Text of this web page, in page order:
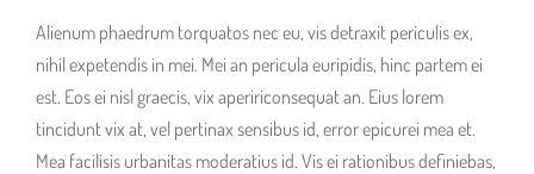
Alienum phaedrum torquatos nec eu, vis detraxit periculis ex,
nihil expetendis in mei. Mei an pericula euripidis, hinc partem ei
est. Eos ei nisl graecis, vix apeririconsequat an. Eius lorem
tincidunt vix at, vel pertinax sensibus id, error epicurei mea et.
Mea facilisis urbanitas moderatius id. Vis ei rationibus definiebas,